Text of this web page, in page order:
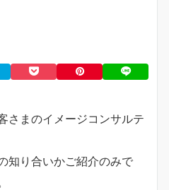
さまのイメージコンサルテ
知り合いかご紹介のみで